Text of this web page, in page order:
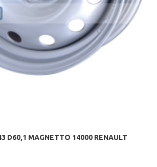
D60,1 MAGNETTO 14000 RENAULT